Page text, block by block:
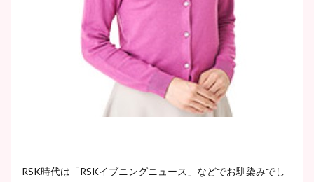
RSK時代は「RSKイブニングニュース」などでお馴染みでし